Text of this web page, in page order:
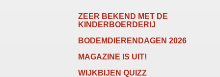
ZEER BEKEND MET DE
KINDERBOERDERIJ
BODEMDIERENDAGEN 2026
MAGAZINE IS UIT!
WIJKBIJEN QUIZZ